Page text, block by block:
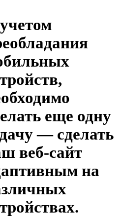
еще одну
— сделать
веб-сайт
на